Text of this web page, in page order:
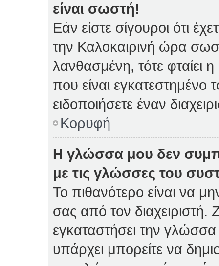
είναι σωστή!
Εάν είστε σίγουροι ότι
την Καλοκαιρινή ώρα
λανθασμένη, τότε φταίει
που είναι
ειδοποιήσετε έναν
Κορυφή
Η γλώσσα μου δεν
με τις γλώσσες του
Το πιθανότερο είναι να
σας από τον διαχειριστή.
εγκαταστήσει την
υπάρχει μπορείτε να